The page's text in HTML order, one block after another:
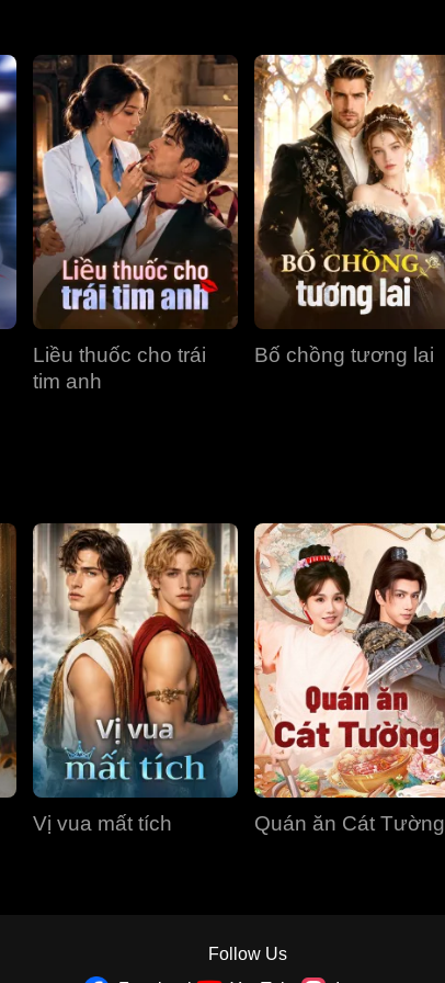
Liều thuốc cho trái
tim anh
Bố chồng tương lai
Vị vua mất tích Quán ăn Cát Tường
Follow Us